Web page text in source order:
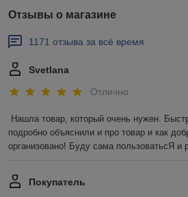
Отзывы о магазине
1171 отзыва за всё время
Svetlana
Отлично
Нашла товар, который очень нужен.
подробно объяснили и про товар и как
организовано! Буду сама пользоватьсЯ и
Покупатель